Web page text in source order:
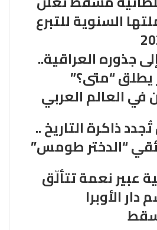
السنوية للتبرع
جذوره العراقية..
“متى؟”
في العالم العربي
ذاكرة التاريخ ..
“الدختر طومس”
عبير نعمة تتألّق
الأوبرا